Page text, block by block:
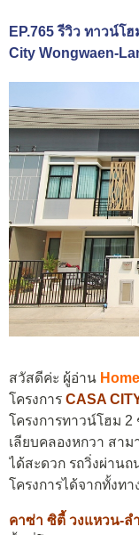
EP.765 รีวิว ทาวน์โ
City Wongwaen-
สวัสดีค่ะ ผู้อ่าน
โครงการ CASA
โครงการทาวน์โฮม
เลียบคลองหกวา สาม
ได้สะดวก รถวิ่งผ่าน
โครงการได้จากทั้งท
คาซ่า ซิตี้ วงแหวน-ล